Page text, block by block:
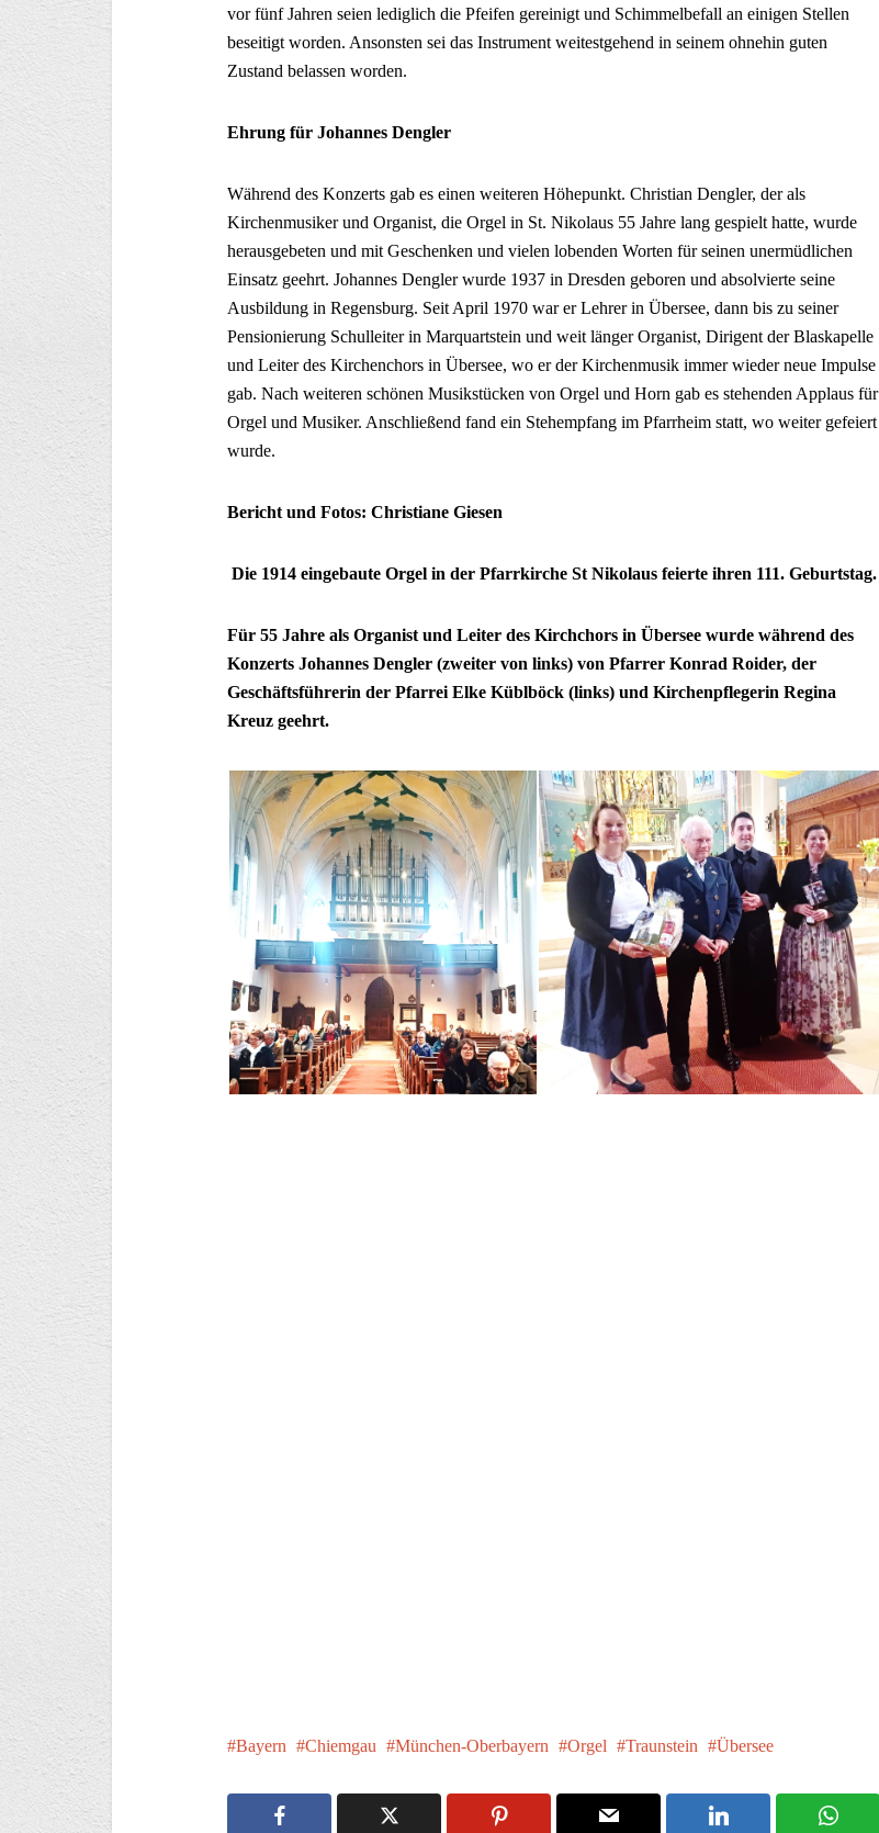
vor fünf Jahren seien lediglich die Pfeifen gereinigt und Schimmelbefall an einigen Stellen
beseitigt worden. Ansonsten sei das Instrument weitestgehend in seinem ohnehin guten
Zustand belassen worden.
Ehrung für Johannes Dengler
Während des Konzerts gab es einen weiteren Höhepunkt. Christian Dengler, der als
Kirchenmusiker und Organist, die Orgel in St. Nikolaus 55 Jahre lang gespielt hatte, wurde
herausgebeten und mit Geschenken und vielen lobenden Worten für seinen unermüdlichen
Einsatz geehrt. Johannes Dengler wurde 1937 in Dresden geboren und absolvierte seine
Ausbildung in Regensburg. Seit April 1970 war er Lehrer in Übersee, dann bis zu seiner
Pensionierung Schulleiter in Marquartstein und weit länger Organist, Dirigent der Blaskapelle
und Leiter des Kirchenchors in Übersee, wo er der Kirchenmusik immer wieder neue Impulse
gab. Nach weiteren schönen Musikstücken von Orgel und Horn gab es stehenden Applaus für
Orgel und Musiker. Anschließend fand ein Stehempfang im Pfarrheim statt, wo weiter gefeiert
wurde.
Bericht und Fotos: Christiane Giesen
Die 1914 eingebaute Orgel in der Pfarrkirche St Nikolaus feierte ihren 111. Geburtstag.
Für 55 Jahre als Organist und Leiter des Kirchchors in Übersee wurde während des
Konzerts Johannes Dengler (zweiter von links) von Pfarrer Konrad Roider, der
Geschäftsführerin der Pfarrei Elke Küblböck (links) und Kirchenpflegerin Regina
Kreuz geehrt.
Bayern Chiemgau München-Oberbayern Orgel Traunstein Übersee